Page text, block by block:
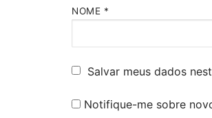
NOME *
Salvar meus dados
Notifique-me sobre